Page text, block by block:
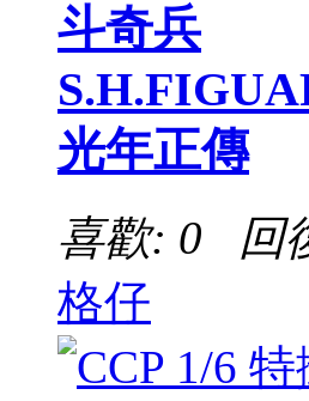
斗奇兵
光年正傳
喜歡: 0 回
格仔